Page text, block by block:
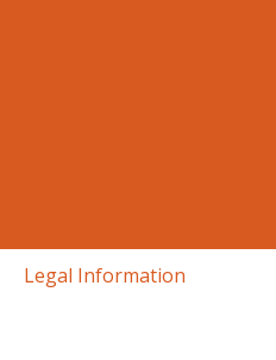
Legal Information